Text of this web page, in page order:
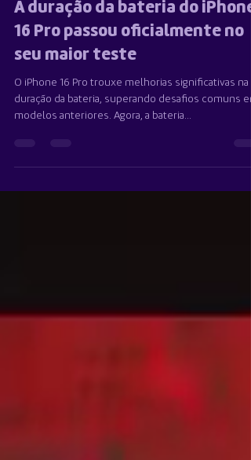
Team Multimercado
1 min de leitura
A duração da bateria do iPhone
16 Pro passou oficialmente no
seu maior teste